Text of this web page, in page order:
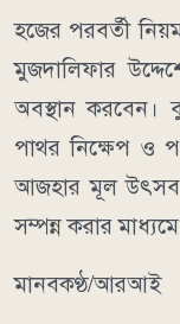
হজের পরবর্তী
মুজদালিফার
অবস্থান করবেন।
পাথর নিক্ষেপ ও
আজহার মূল
সম্পন্ন করার
মানবকণ্ঠ/আরআই